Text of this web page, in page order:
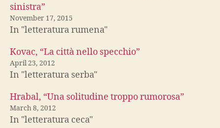
sinistra”
November 17, 2015
In "letteratura rumena"
Kovac, “La città nello specchio”
April 23, 2012
In "letteratura serba"
Hrabal, “Una solitudine troppo rumorosa”
March 8, 2012
In "letteratura ceca"